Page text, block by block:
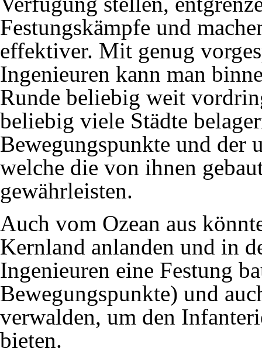
Festungskämpfe und
effektiver. Mit genug
Ingenieuren kann man
Runde beliebig weit
beliebig viele Städte
Bewegungspunkte und der
welche die von ihnen
gewährleisten.
Auch vom Ozean aus
Kernland anlanden und in
Ingenieuren eine Festung
Bewegungspunkte) und
verwalden, um den
bieten.